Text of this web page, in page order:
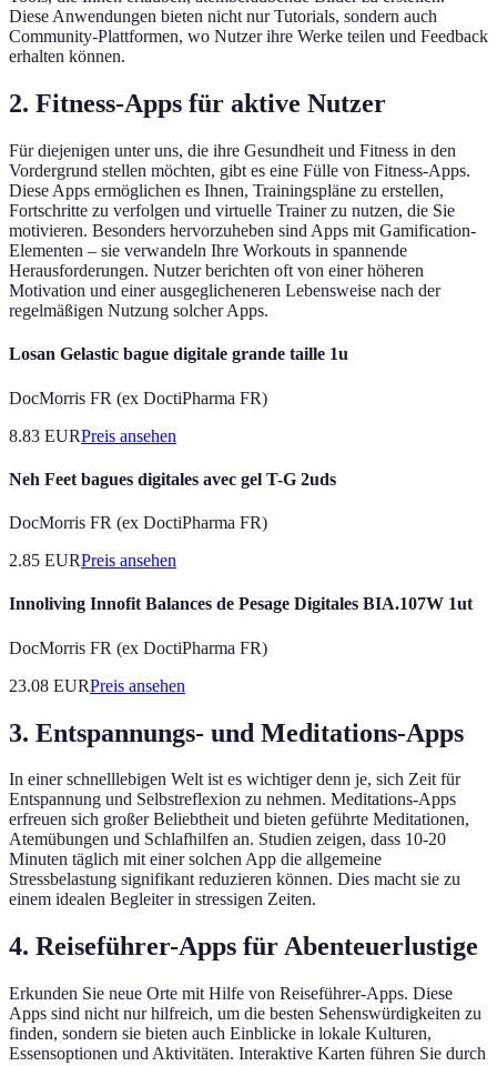
Diese Anwendungen bieten nicht nur Tutorials, sondern auch
Community-Plattformen, wo Nutzer ihre Werke teilen und Feedback
erhalten können.
2. Fitness-Apps für aktive Nutzer
Für diejenigen unter uns, die ihre Gesundheit und Fitness in den
Vordergrund stellen möchten, gibt es eine Fülle von Fitness-Apps.
Diese Apps ermöglichen es Ihnen, Trainingspläne zu erstellen,
Fortschritte zu verfolgen und virtuelle Trainer zu nutzen, die Sie
motivieren. Besonders hervorzuheben sind Apps mit Gamification-
Elementen – sie verwandeln Ihre Workouts in spannende
Herausforderungen. Nutzer berichten oft von einer höheren
Motivation und einer ausgeglicheneren Lebensweise nach der
regelmäßigen Nutzung solcher Apps.
Losan Gelastic bague digitale grande taille 1u
DocMorris FR (ex DoctiPharma FR)
8.83 EURPreis ansehen
Neh Feet bagues digitales avec gel T-G 2uds
DocMorris FR (ex DoctiPharma FR)
2.85 EURPreis ansehen
Innoliving Innofit Balances de Pesage Digitales BIA.107W 1ut
DocMorris FR (ex DoctiPharma FR)
23.08 EURPreis ansehen
3. Entspannungs- und Meditations-Apps
In einer schnelllebigen Welt ist es wichtiger denn je, sich Zeit für
Entspannung und Selbstreflexion zu nehmen. Meditations-Apps
erfreuen sich großer Beliebtheit und bieten geführte Meditationen,
Atemübungen und Schlafhilfen an. Studien zeigen, dass 10-20
Minuten täglich mit einer solchen App die allgemeine
Stressbelastung signifikant reduzieren können. Dies macht sie zu
einem idealen Begleiter in stressigen Zeiten.
4. Reiseführer-Apps für Abenteuerlustige
Erkunden Sie neue Orte mit Hilfe von Reiseführer-Apps. Diese
Apps sind nicht nur hilfreich, um die besten Sehenswürdigkeiten zu
finden, sondern sie bieten auch Einblicke in lokale Kulturen,
Essensoptionen und Aktivitäten. Interaktive Karten führen Sie durch